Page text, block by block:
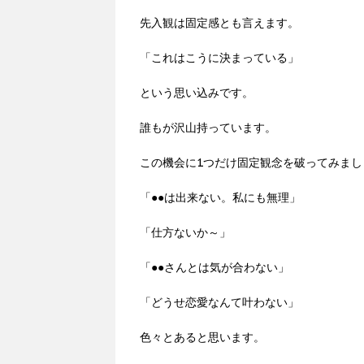
先入観は固定感とも言えます。
「これはこうに決まっている」
という思い込みです。
誰もが沢山持っています。
この機会に1つだけ固定観念を破ってみま
「●●は出来ない。私にも無理」
「仕方ないか～」
「●●さんとは気が合わない」
「どうせ恋愛なんて叶わない」
色々とあると思います。